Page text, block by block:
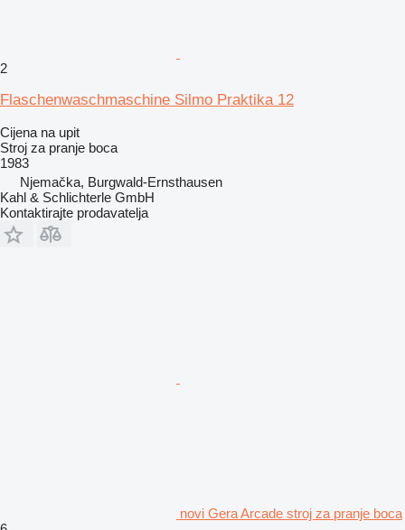
2
Flaschenwaschmaschine Silmo Praktika 12
Cijena na upit
Stroj za pranje boca
1983
Njemačka, Burgwald-Ernsthausen
Kahl & Schlichterle GmbH
Kontaktirajte prodavatelja
novi Gera Arcade stroj za pranje boca